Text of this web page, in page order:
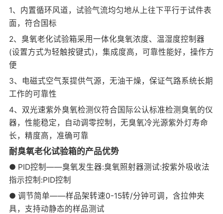
1、内置循环风道，试验气流均匀地从上往下平行于试件表
面，符合国标
2、臭氧老化试验箱采用一体化臭氧浓度、温湿度控制器
(设置方式为轻触按键式)，集成度高，可靠性能好，操作方
便
3、电磁式空气泵提供气源，无油干燥，保证气路系统长期
工作的可靠性
4、双光速紫外臭氧检测仪符合国际公认标准检测臭氧的仪
器，性能稳定，自动调零控制，无臭氧冷光源紫外灯寿命
长，精度高，准确可靠
耐臭氧老化试验箱的产品优势
● PID控制——臭氧发生器:臭氧照射器测试:按紫外吸收法
指示控制:PID控制
● 调节简单——样品架转速0-15转/分钟可调，含拉伸夹
具，支持动静态的样品测试